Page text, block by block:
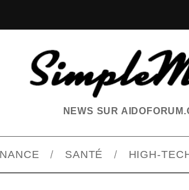
NEWS SUR
SANTÉ HIGH-